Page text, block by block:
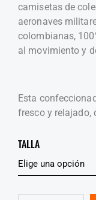
camisetas de
aeronaves
colombianas,
al movimiento y
Esta
fresco y relajado,
TALLA